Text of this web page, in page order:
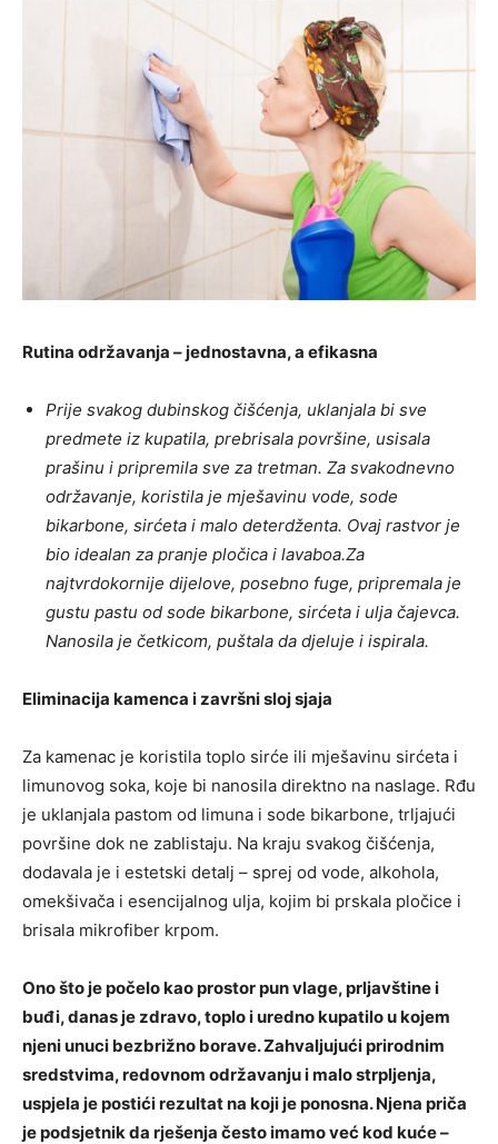
Rutina održavanja – jednostavna, a efikasna
Prije svakog dubinskog čišćenja, uklanjala bi sve
predmete iz kupatila, prebrisala površine, usisala
prašinu i pripremila sve za tretman. Za svakodnevno
održavanje, koristila je mješavinu vode, sode
bikarbone, sirćeta i malo deterdženta. Ovaj rastvor je
bio idealan za pranje pločica i lavaboa.Za
najtvrdokornije dijelove, posebno fuge, pripremala je
gustu pastu od sode bikarbone, sirćeta i ulja čajevca.
Nanosila je četkicom, puštala da djeluje i ispirala.
Eliminacija kamenca i završni sloj sjaja
Za kamenac je koristila toplo sirće ili mješavinu sirćeta i
limunovog soka, koje bi nanosila direktno na naslage. Rđu
je uklanjala pastom od limuna i sode bikarbone, trljajući
površine dok ne zablistaju. Na kraju svakog čišćenja,
dodavala je i estetski detalj – sprej od vode, alkohola,
omekšivača i esencijalnog ulja, kojim bi prskala pločice i
brisala mikrofiber krpom.
Ono što je počelo kao prostor pun vlage, prljavštine i
buđi, danas je zdravo, toplo i uredno kupatilo u kojem
njeni unuci bezbrižno borave. Zahvaljujući prirodnim
sredstvima, redovnom održavanju i malo strpljenja,
uspjela je postići rezultat na koji je ponosna. Njena priča
je podsjetnik da rješenja često imamo već kod kuće –